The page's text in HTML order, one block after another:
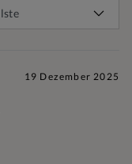
19 Dezember 2025